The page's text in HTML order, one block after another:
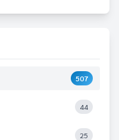
507
44
25